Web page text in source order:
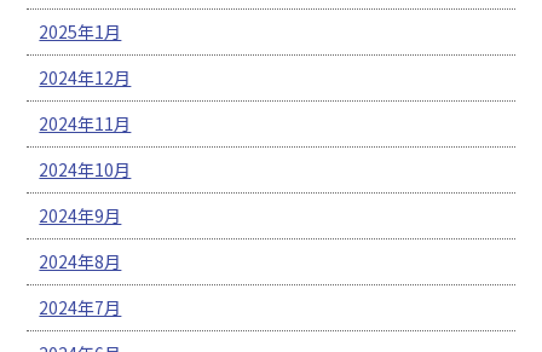
2025年1月
2024年12月
2024年11月
2024年10月
2024年9月
2024年8月
2024年7月